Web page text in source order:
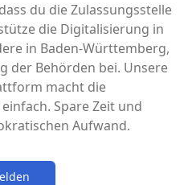
du die Zulassungsstelle
die Digitalisierung in
in Baden-Württemberg,
der Behörden bei. Unsere
macht die
Spare Zeit und
Aufwand.